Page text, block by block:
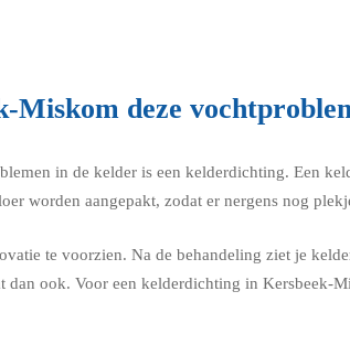
deze
in de kelder is een kelderdichting. Een
worden aangepakt, zodat er nergens nog
te voorzien. Na de behandeling ziet je
ook. Voor een kelderdichting in Kersbeek-